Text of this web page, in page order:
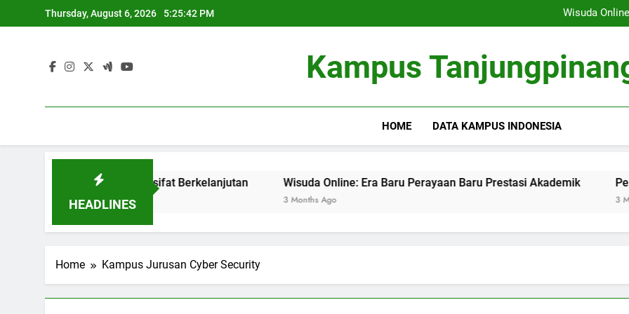
to
Thursday, August 6, 2026 5:25:42 PM
Wisuda
Peran Masyarakat
Wisuda
Peran Masyarakat dalamnya
Kampus
HOME DATA KAMPUS INDONESIA
HEADLINES
Baru yang Bersifat Berkelanjutan Wisuda Online: Era Baru Perayaan Baru Prestasi Akademik
3 Months Ago
Peran
3 Months Ago
Home Kampus Jurusan Cyber Security